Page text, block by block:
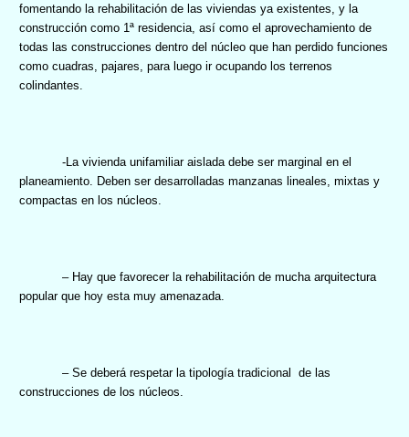
fomentando la rehabilitación de las viviendas ya existentes, y la
construcción como 1ª residencia, así como el aprovechamiento de
todas las construcciones dentro del núcleo que han perdido funciones
como cuadras, pajares, para luego ir ocupando los terrenos
colindantes.
-La vivienda unifamiliar aislada debe ser marginal en el
planeamiento. Deben ser desarrolladas manzanas lineales, mixtas y
compactas en los núcleos.
– Hay que favorecer la rehabilitación de mucha arquitectura
popular que hoy esta muy amenazada.
– Se deberá respetar la tipología tradicional
de las
construcciones de los núcleos.